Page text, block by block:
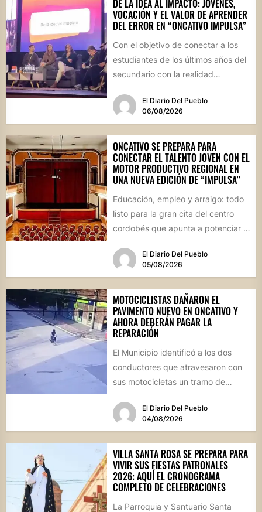
DE LA IDEA AL IMPACTO: JÓVENES,
VOCACIÓN Y EL VALOR DE APRENDER
DEL ERROR EN “ONCATIVO IMPULSA”
Con el objetivo de conectar a los
estudiantes de los últimos años del
secundario con la realidad
El Diario Del Pueblo
06/08/2026
ONCATIVO SE PREPARA PARA
CONECTAR EL TALENTO JOVEN CON EL
MOTOR PRODUCTIVO REGIONAL EN
UNA NUEVA EDICIÓN DE “IMPULSA”
Educación, empleo y arraigo: todo
listo para la gran cita del centro
cordobés que apunta a potenciar el
El Diario Del Pueblo
05/08/2026
MOTOCICLISTAS DAÑARON EL
PAVIMENTO NUEVO EN ONCATIVO Y
AHORA DEBERÁN PAGAR LA
REPARACIÓN
El Municipio identificó a los dos
conductores que atravesaron con
sus motocicletas un tramo de
calle...
El Diario Del Pueblo
04/08/2026
VILLA SANTA ROSA SE PREPARA PARA
VIVIR SUS FIESTAS PATRONALES
2026: AQUÍ EL CRONOGRAMA
COMPLETO DE CELEBRACIONES
La Parroquia y Santuario Santa